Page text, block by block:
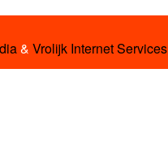
& Vrolijk Internet Services